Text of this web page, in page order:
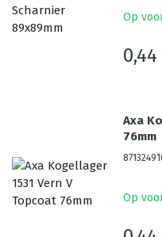
Op
0,44
Axa
76mm
Op